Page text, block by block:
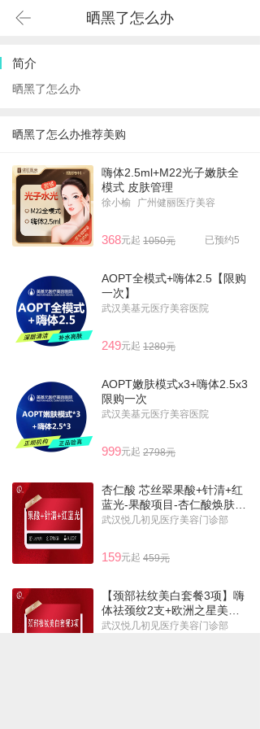
晒黑了怎么办
简介
晒黑了怎么办
晒黑了怎么办推荐美购
嗨体2.5ml+M22光子嫩肤全
模式 皮肤管理
徐小榆 广州健丽医疗美容
已预约5
368元起 1050元
AOPT全模式+嗨体2.5【限购
一次】
武汉美基元医疗美容医院
249元起 1280元
AOPT嫩肤模式x3+嗨体2.5x3
限购一次
武汉美基元医疗美容医院
999元起 2798元
杏仁酸 芯丝翠果酸+针清+红
蓝光-果酸项目-杏仁酸焕肤---
--------
武汉悦几初见医疗美容门诊部
159元起 459元
【颈部祛纹美白套餐3项】嗨
体祛颈纹2支+欧洲之星美白
预部淡化颈纹 商
武汉悦几初见医疗美容门诊部